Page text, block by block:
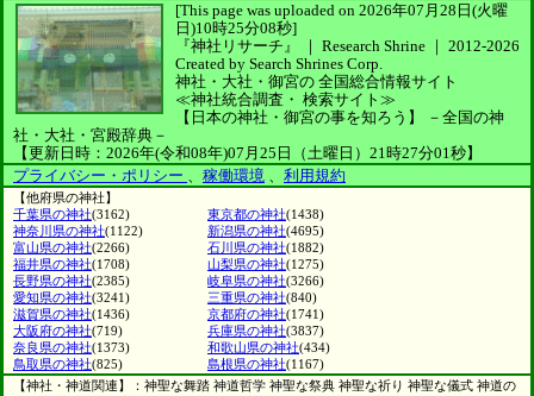
[This page was uploaded on 2026年07月28日(火曜
日)10時25分08秒]
『神社リサーチ』 ｜ Research Shrine ｜ 2012-2026
Created by Search Shrines Corp.
神社・大社・御宮の 全国総合情報サイト
≪神社統合調査・ 検索サイト≫
【日本の神社・御宮の事を知ろう】
－全国の神
社・大社・宮殿辞典－
【更新日時：2026年(令和08年)07月25日（土曜日）21時27分01秒】
プライバシー・ポリシー 、 稼働環境 、 利用規約
【他府県の神社】
千葉県の神社(3162) 東京都の神社(1438)
神奈川県の神社(1122) 新潟県の神社(4695)
富山県の神社(2266) 石川県の神社(1882)
福井県の神社(1708) 山梨県の神社(1275)
長野県の神社(2385) 岐阜県の神社(3266)
愛知県の神社(3241) 三重県の神社(840)
滋賀県の神社(1436) 京都府の神社(1741)
大阪府の神社(719) 兵庫県の神社(3837)
奈良県の神社(1373) 和歌山県の神社(434)
鳥取県の神社(825) 島根県の神社(1167)
【神社・神道関連】：神聖な舞踏 神道哲学 神聖な祭典 神聖な祈り 神聖な儀式 神道の